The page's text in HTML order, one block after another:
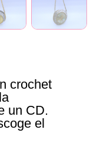
crochet
un CD.
el